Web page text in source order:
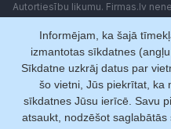
Autortiesību likumu. Firmas.lv
lēmumiem, kas balstīti uz
izmantot jebkādas automatizētas
piekļuvei sistēmai bez rakstiskas
redaktore: Ingūna Pempere.
Lietošanas noteikumi
Privātuma
Informējam, ka šajā
izmantotas sīkdatnes (angļu
Sīkdatne uzkrāj datus par
šo vietni, Jūs piekrītat, ka
sīkdatnes Jūsu ierīcē. Savu
atsaukt, nodzēšot saglabātās